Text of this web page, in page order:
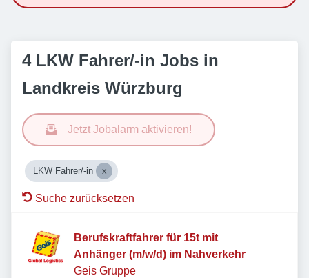
4 LKW Fahrer/-in Jobs in
Landkreis Würzburg
Jetzt Jobalarm aktivieren!
LKW Fahrer/-in
Suche zurücksetzen
Berufskraftfahrer für 15t mit
Anhänger (m/w/d) im Nahverkehr
Geis Gruppe